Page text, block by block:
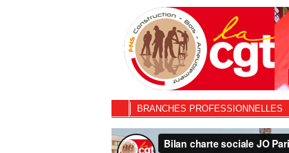
BRANCHES PROFESSIONNELLES